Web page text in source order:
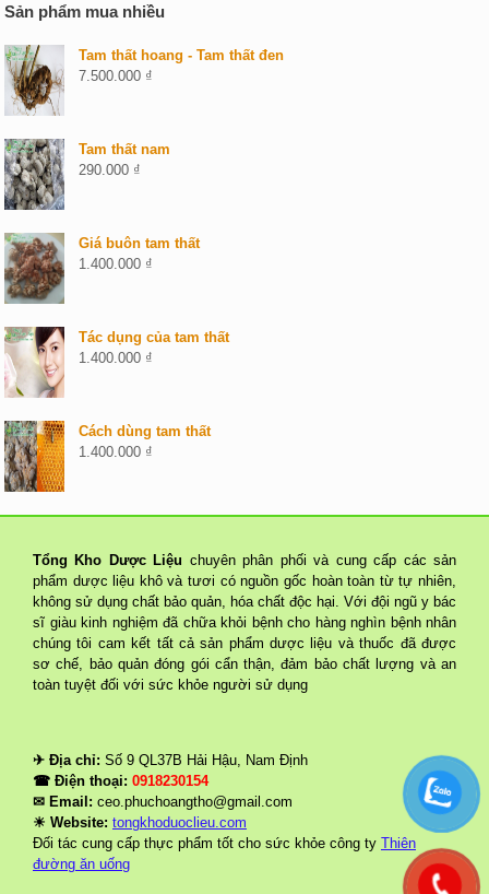
Sản phẩm mua nhiều
Tam thất hoang - Tam thất đen
7.500.000 ₫
Tam thất nam
290.000 ₫
Giá buôn tam thất
1.400.000 ₫
Tác dụng của tam thất
1.400.000 ₫
Cách dùng tam thất
1.400.000 ₫
Tổng Kho Dược Liệu chuyên phân phối và cung cấp các sản
phẩm dược liệu khô và tươi có nguồn gốc hoàn toàn từ tự nhiên,
không sử dụng chất bảo quản, hóa chất độc hại. Với đội ngũ y bác
sĩ giàu kinh nghiệm đã chữa khỏi bệnh cho hàng nghìn bệnh nhân
chúng tôi cam kết tất cả sản phẩm dược liệu và thuốc đã được
sơ chế, bảo quản đóng gói cẩn thận, đảm bảo chất lượng và an
toàn tuyệt đối với sức khỏe người sử dụng
✈ Địa chỉ: Số 9 QL37B Hải Hậu, Nam Định
☎ Điện thoại: 0918230154
✉ Email: ceo.phuchoangtho@gmail.com
☀ Website: tongkhoduoclieu.com
Đối tác cung cấp thực phẩm tốt cho sức khỏe công ty Thiên
đường ăn uống